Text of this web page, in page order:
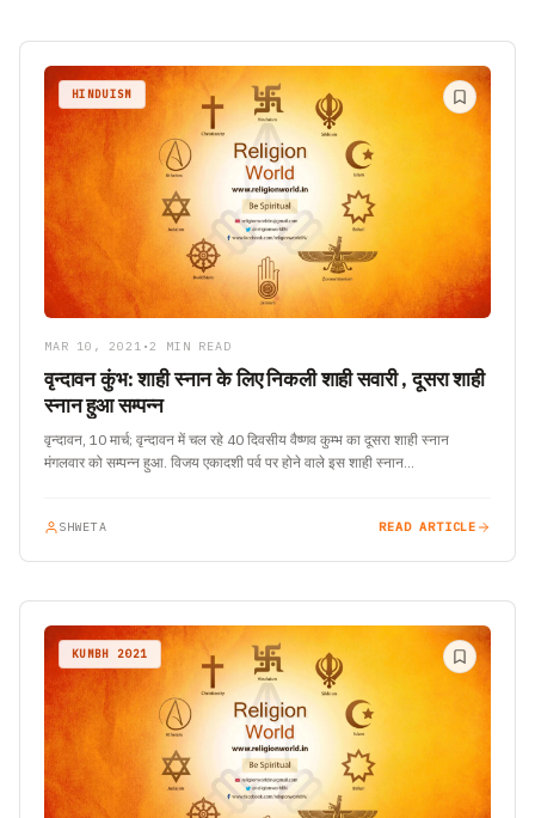
HINDUISM
MAR 10, 2021 •2 MIN READ
वृन्दावन कुंभ: शाही स्नान के लिए निकली शाही सवारी , दूसरा शाही
स्नान हुआ सम्पन्न
वृन्दावन, 10 मार्च; वृन्दावन में चल रहे 40 दिवसीय वैष्णव कुम्भ का दूसरा शाही स्नान
मंगलवार को सम्पन्न हुआ. विजय एकादशी पर्व पर होने वाले इस शाही स्नान…
SHWETA READ ARTICLE
KUMBH 2021